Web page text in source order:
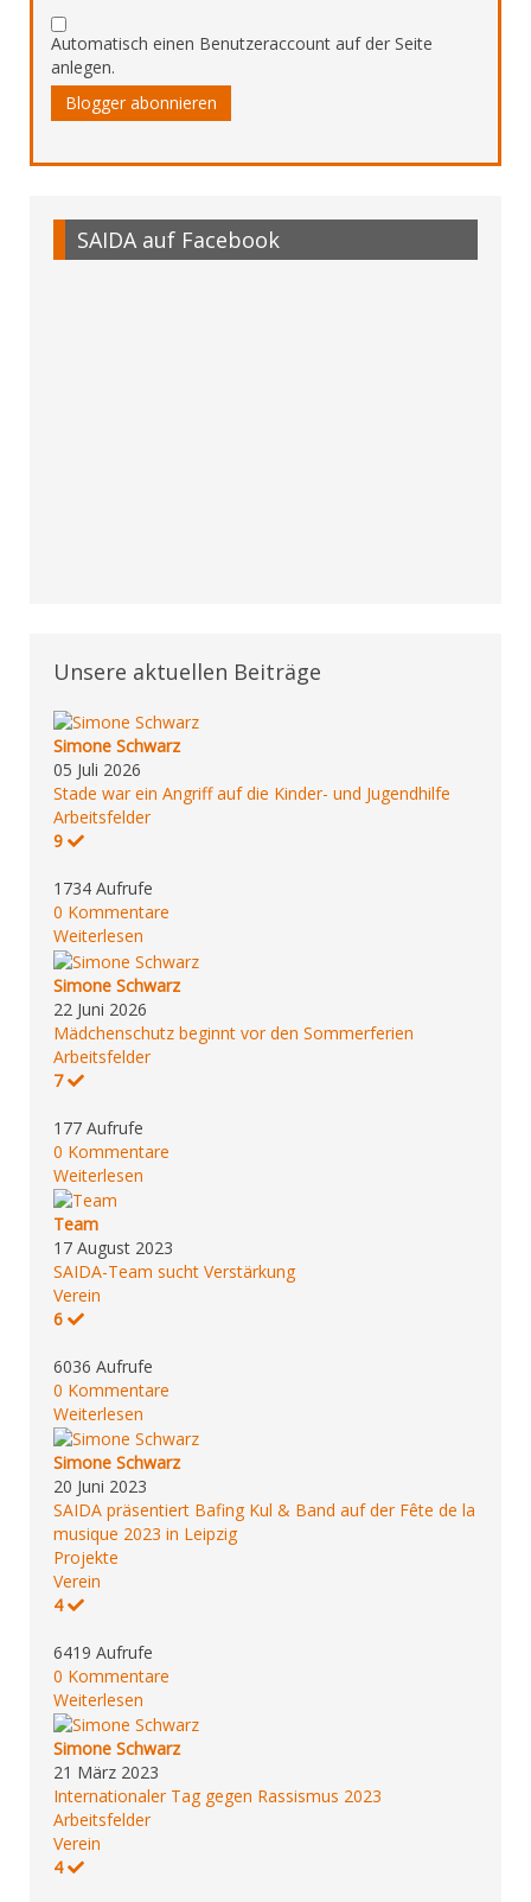
Automatisch einen Benutzeraccount auf der Seite
anlegen.
Blogger abonnieren
SAIDA auf Facebook
Unsere aktuellen Beiträge
Simone Schwarz
05 Juli 2026
Stade war ein Angriff auf die Kinder- und Jugendhilfe
Arbeitsfelder
9
1734 Aufrufe
0 Kommentare
Weiterlesen
Simone Schwarz
22 Juni 2026
Mädchenschutz beginnt vor den Sommerferien
Arbeitsfelder
7
177 Aufrufe
0 Kommentare
Weiterlesen
Team
17 August 2023
SAIDA-Team sucht Verstärkung
Verein
6
6036 Aufrufe
0 Kommentare
Weiterlesen
Simone Schwarz
20 Juni 2023
SAIDA präsentiert Bafing Kul & Band auf der Fête de la
musique 2023 in Leipzig
Projekte
Verein
4
6419 Aufrufe
0 Kommentare
Weiterlesen
Simone Schwarz
21 März 2023
Internationaler Tag gegen Rassismus 2023
Arbeitsfelder
Verein
4